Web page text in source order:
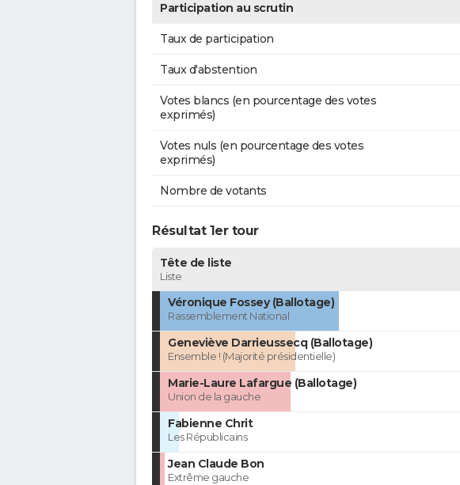
Participation au scrutin
Taux de participation
Taux d'abstention
Votes blancs (en pourcentage des votes
exprimés)
Votes nuls (en pourcentage des votes
exprimés)
Nombre de votants
Résultat 1er tour
Tête de liste
Liste
Véronique Fossey (Ballotage)
Rassemblement National
Geneviève Darrieussecq (Ballotage)
Ensemble ! (Majorité présidentielle)
Marie-Laure Lafargue (Ballotage)
Union de la gauche
Fabienne Chrit
Les Républicains
Jean Claude Bon
Extrême gauche